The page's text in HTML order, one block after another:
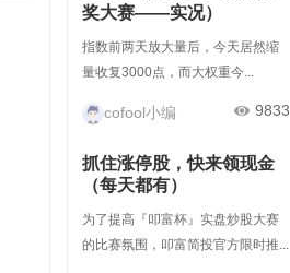
奖大赛——实况）
指数前两天放大量后，今天居然缩
量收复3000点，而大权重今...
cofool小编 9833
抓住涨停股，快来领现金
（每天都有）
为了提高『叩富杯』实盘炒股大赛
的比赛氛围，叩富简投官方限时推...